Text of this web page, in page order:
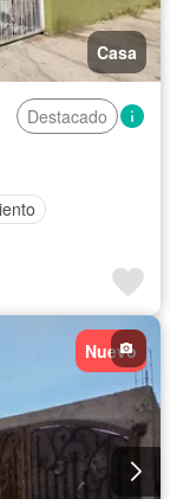
Casa
Destacado
Nuevo